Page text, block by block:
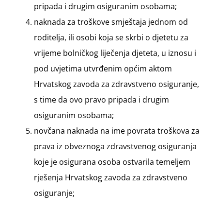
pripada i drugim osiguranim osobama;
naknada za troškove smještaja jednom od
roditelja, ili osobi koja se skrbi o djetetu za
vrijeme bolničkog liječenja djeteta, u iznosu i
pod uvjetima utvrđenim općim aktom
Hrvatskog zavoda za zdravstveno osiguranje,
s time da ovo pravo pripada i drugim
osiguranim osobama;
novčana naknada na ime povrata troškova za
prava iz obveznoga zdravstvenog osiguranja
koje je osigurana osoba ostvarila temeljem
rješenja Hrvatskog zavoda za zdravstveno
osiguranje;